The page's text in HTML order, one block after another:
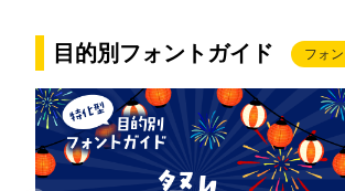
目的別フォントガイド フォ